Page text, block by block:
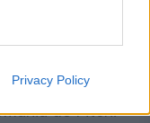
Privacy Policy
de Fitch.